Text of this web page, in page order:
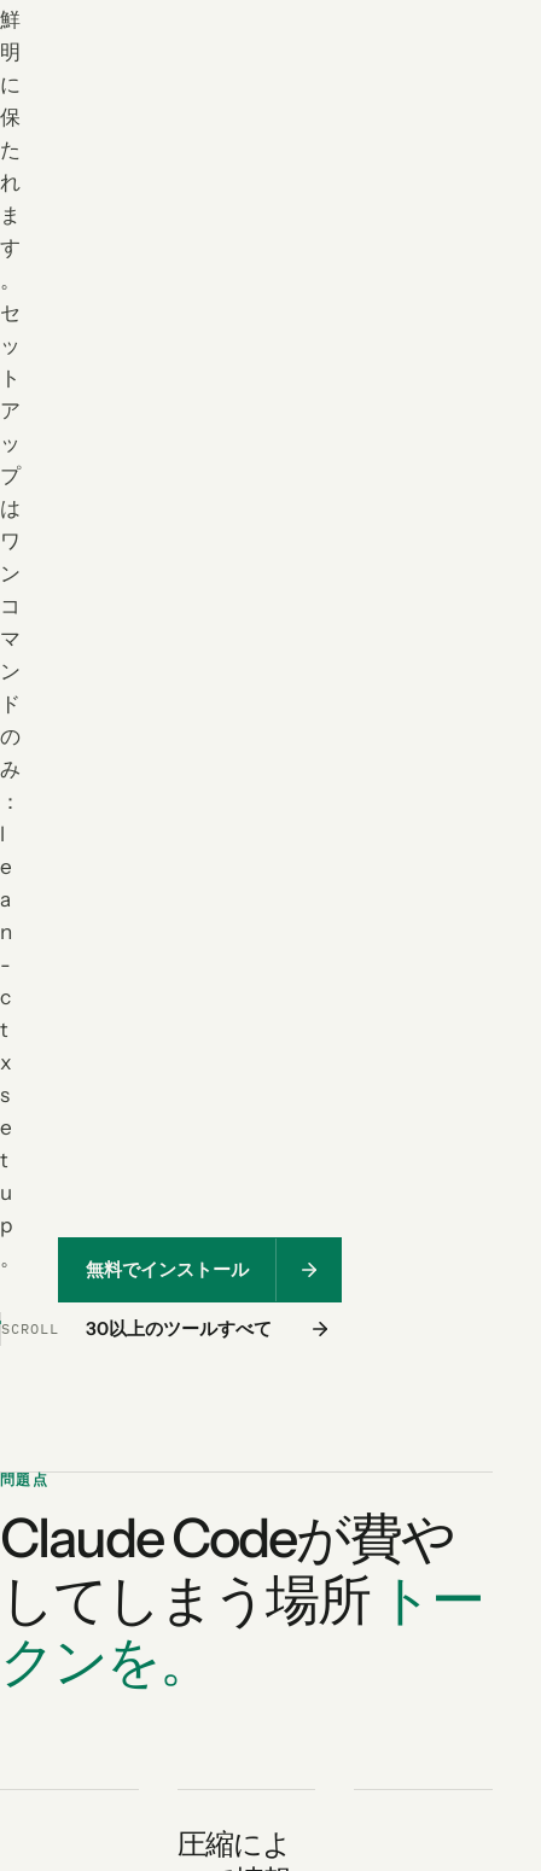
鮮
明
に
保
た
れ
ま
す
。
セ
ッ
ト
ア
ッ
プ
は
ワ
ン
コ
マ
ン
ド
の
み
：
l
e
a
n
-
c
t
x
s
e
t
u
p
。
SCROLL
無料でインストール
30以上のツールすべて
問題点
Claude Codeが費や
してしまう場所 トー
クンを。
圧縮によ